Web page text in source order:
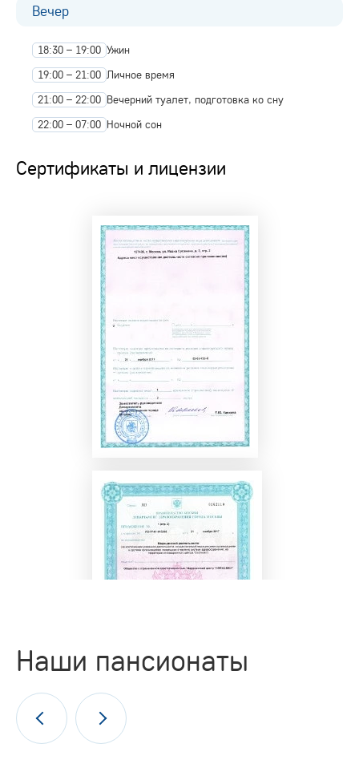
Вечер
18:30 – 19:00 Ужин
19:00 – 21:00 Личное время
21:00 – 22:00 Вечерний туалет, подготовка ко сну
22:00 – 07:00 Ночной сон
Сертификаты и лицензии
Наши пансионаты